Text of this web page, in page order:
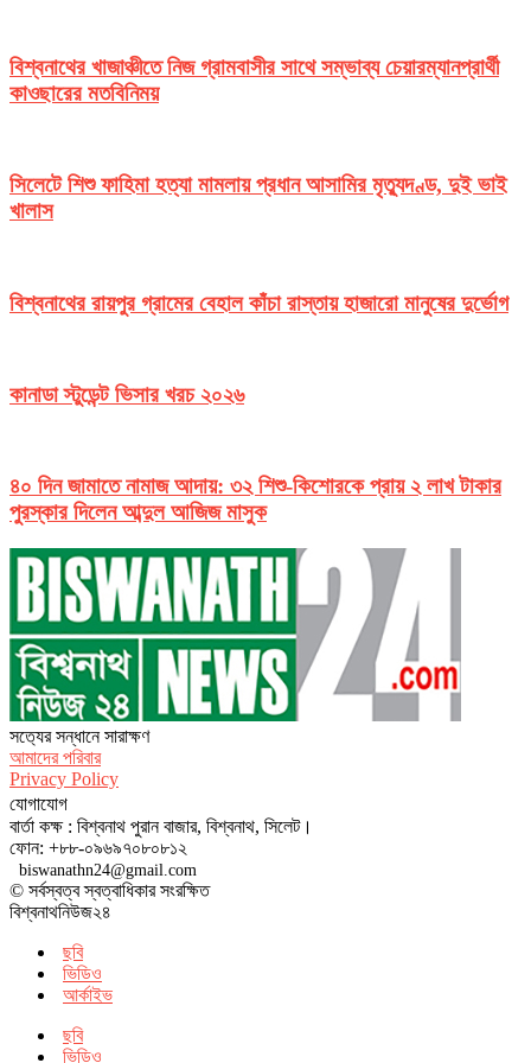
বিশ্বনাথের খাজাঞ্চীতে নিজ গ্রামবাসীর সাথে সম্ভাব্য চেয়ারম্যানপ্রার্থী
কাওছারের মতবিনিময়
সিলেটে শিশু ফাহিমা হত্যা মামলায় প্রধান আসামির মৃত্যুদণ্ড, দুই ভাই
খালাস
বিশ্বনাথের রায়পুর গ্রামের বেহাল কাঁচা রাস্তায় হাজারো মানুষের দুর্ভোগ
কানাডা স্টুডেন্ট ভিসার খরচ ২০২৬
৪০ দিন জামাতে নামাজ আদায়: ৩২ শিশু-কিশোরকে প্রায় ২ লাখ টাকার
পুরস্কার দিলেন আব্দুল আজিজ মাসুক
সত‌্যের সন্ধানে সারাক্ষণ
আমাদের পরিবার
Privacy Policy
যোগাযোগ
বার্তা কক্ষ : বিশ্বনাথ পুরান বাজার, বিশ্বনাথ, সিলেট।
ফোন: +৮৮-০৯৬৯৭০৮০৮১২
biswanathn24@gmail.com
© সর্বস্বত্ব স্বত্বাধিকার সংরক্ষিত
বিশ্বনাথনিউজ২৪
ছবি
ভিডিও
আর্কাইভ
ছবি
ভিডিও